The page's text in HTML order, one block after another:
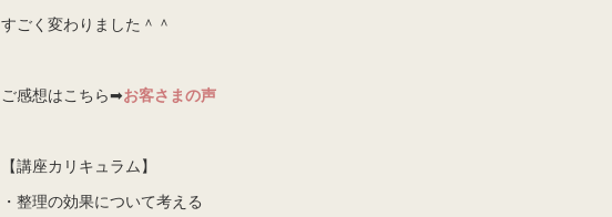
すごく変わりました＾＾
ご感想はこちら➡お客さまの声
【講座カリキュラム】
・整理の効果について考える